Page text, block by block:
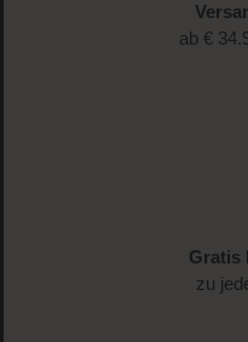
ab €
Gratis
zu